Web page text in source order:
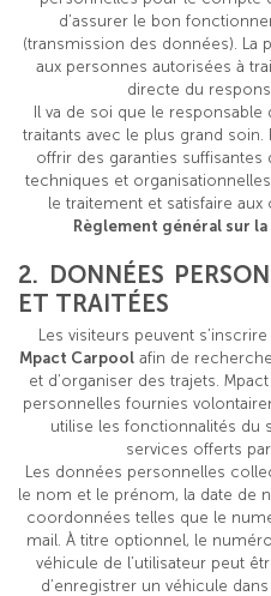
d’assurer le bon
(transmission des données). La
aux personnes autorisées à
directe du
Il va de soi que le
traitants avec le plus grand
offrir des garanties
techniques et
le traitement et satisfaire
Règlement général sur
2. DONNÉES
ET TRAITÉES
Les visiteurs peuvent
Mpact Carpoolafin de
et d’organiser des trajets.
personnelles fournies
utilise les fonctionnalités du
services offerts
Les données personnelles
le nom et le prénom, la date de
coordonnées telles que le
mail. À titre optionnel, le
véhicule de l’utilisateur peut
d’enregistrer un véhicule